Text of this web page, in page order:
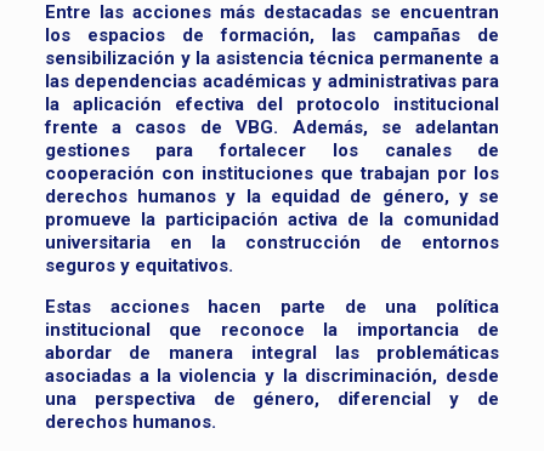
Entre las acciones más destacadas se encuentran
los espacios de formación, las campañas de
sensibilización y la asistencia técnica permanente a
las dependencias académicas y administrativas para
la aplicación efectiva del protocolo institucional
frente a casos de VBG. Además, se adelantan
gestiones para fortalecer los canales de
cooperación con instituciones que trabajan por los
derechos humanos y la equidad de género, y se
promueve la participación activa de la comunidad
universitaria en la construcción de entornos
seguros y equitativos.
Estas acciones hacen parte de una política
institucional que reconoce la importancia de
abordar de manera integral las problemáticas
asociadas a la violencia y la discriminación, desde
una perspectiva de género, diferencial y de
derechos humanos.